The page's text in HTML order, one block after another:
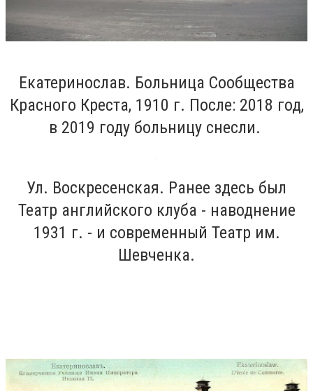
Екатеринослав. Больница Сообщества
Красного Креста, 1910 г. После: 2018 год,
в 2019 году больницу снесли.
Ул. Воскресенская. Ранее здесь был
Театр английского клуба - наводнение
1931 г. - и современный Театр им.
Шевченка.